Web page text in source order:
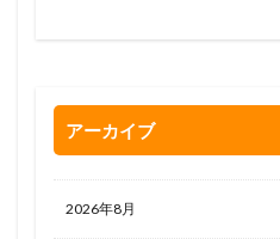
アーカイブ
2026年8月